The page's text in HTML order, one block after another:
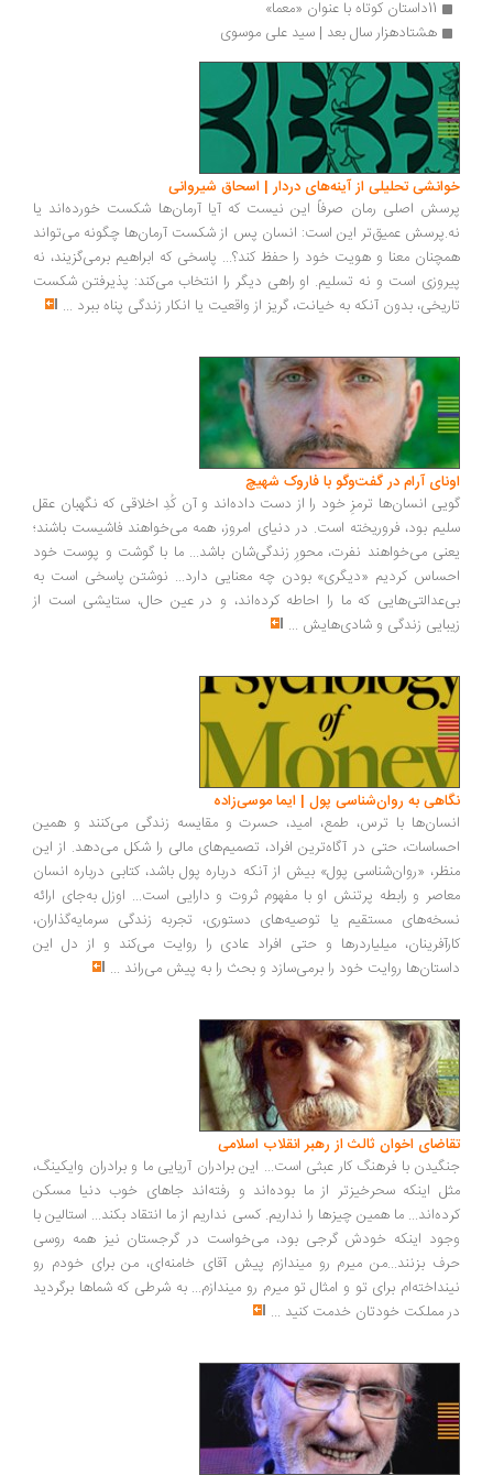
11داستان کوتاه با عنوان «معما»
هشتادهزار سال بعد | سید علی موسوی
خوانشی تحلیلی از آینه‌های دردار | اسحاق شیروانی
پرسش اصلی رمان صرفاً این نیست که آیا آرمان‌ها شکست خورده‌اند یا
نه.پرسش عمیق‌تر این است: انسان پس از شکست آرمان‌ها چگونه می‌تواند
همچنان معنا و هویت خود را حفظ کند؟... پاسخی که ابراهیم برمی‌گزیند، نه
پیروزی است و نه تسلیم. او راهی دیگر را انتخاب می‌کند: پذیرفتن شکست
تاریخی، بدون آنکه به خیانت، گریز از واقعیت یا انکار زندگی پناه ببرد ...
اونای آرام در گفت‌وگو با فاروک شهیچ‭
گویی انسان‌ها ترمزِ خود را از دست داده‌اند و آن کُدِ اخلاقی که نگهبان عقل
سلیم بود، فروریخته است. در دنیای امروز، همه می‌خواهند فاشیست باشند؛
یعنی می‌خواهند نفرت، محورِ زندگی‌شان باشد... ما با گوشت و پوست خود
احساس کردیم «دیگری» بودن چه معنایی دارد... نوشتن پاسخی است به
بی‌عدالتی‌هایی که ما را احاطه کرده‌اند، و در عین حال، ستایشی است از
زیبایی زندگی و شادی‌هایش ...
نگاهی به روان‌شناسی پول | ایما موسی‌زاده
انسان‌ها با ترس، طمع، امید، حسرت و مقایسه زندگی می‌کنند و همین
احساسات، حتی در آگاه‌ترین افراد، تصمیم‌های مالی را شکل می‌دهد. از این
منظر، «روان‌شناسی پول» بیش از آنکه درباره پول باشد، کتابی درباره انسان
معاصر و رابطه پرتنش او با مفهوم ثروت و دارایی است... اوزل به‌جای ارائه
نسخه‌های مستقیم یا توصیه‌های دستوری، تجربه زندگی سرمایه‌گذاران،
کارآفرینان، میلیاردرها و حتی افراد عادی را روایت می‌کند و از دل این
داستان‌ها روایت خود را برمی‌سازد و بحث را به پیش می‌راند ...
تقاضای اخوان ثالث از رهبر انقلاب اسلامی
جنگیدن با فرهنگ کار عبثی است... این برادران آریایی ما و برادران وایکینگ،
مثل اینکه سحرخیزتر از ما بوده‌اند و رفته‌اند جاهای خوب دنیا مسکن
کرده‌اند... ما همین چیزها را نداریم. کسی نداریم از ما انتقاد بکند... استالین با
وجود اینکه خودش گرجی بود، می‌خواست در گرجستان نیز همه روسی
حرف بزنند...من میرم رو میندازم پیش آقای خامنه‌ای، من برای خودم رو
نینداخته‌ام برای تو و امثال تو میرم رو میندازم... به شرطی که شماها برگردید
در مملکت خودتان خدمت کنید ...